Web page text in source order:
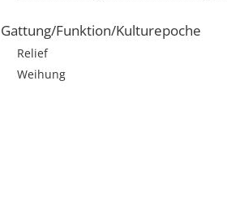
Gattung/Funktion/Kulturepoche
Relief
Weihung